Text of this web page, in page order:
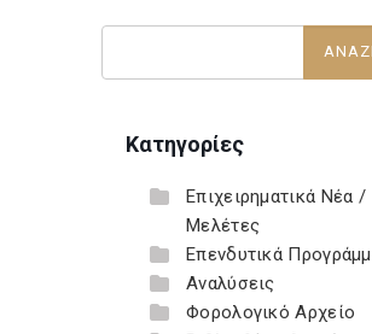
Κατηγορίες
Επιχειρηματικά Νέα /
Μελέτες
Επενδυτικά
Αναλύσεις
Φορολογικό Αρχείο